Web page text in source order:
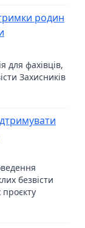
родин
для фахівців,
Захисників
безвісти